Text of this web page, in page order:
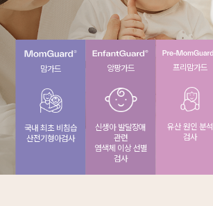
맘가드
국내 최초 비침습
산전기형아검사
앙팡가드
신생아 발달장애
관련
염색체 이상 선별
검사
프리맘가드
유산 원인 분석
검사